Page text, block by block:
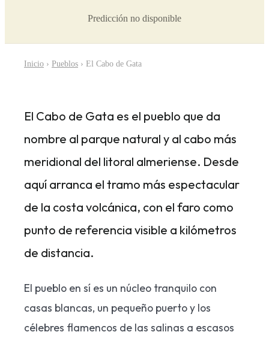
Predicción no disponible
Inicio › Pueblos › El Cabo de Gata
El Cabo de Gata es el pueblo que da
nombre al parque natural y al cabo más
meridional del litoral almeriense. Desde
aquí arranca el tramo más espectacular
de la costa volcánica, con el faro como
punto de referencia visible a kilómetros
de distancia.
El pueblo en sí es un núcleo tranquilo con
casas blancas, un pequeño puerto y los
célebres flamencos de las salinas a escasos